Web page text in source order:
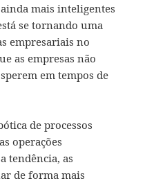
mais inteligentes
se tornando uma
empresariais no
as empresas não
em tempos de
de processos
operações
tendência, as
de forma mais